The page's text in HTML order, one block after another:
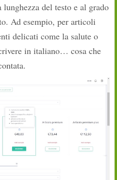
del testo e al grado
Ad esempio, per articoli
delicati come la salute o
in italiano… cosa che